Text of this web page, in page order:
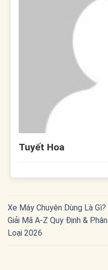
Tuyết Hoa
Xe Máy Chuyên Dùng Là Gì?
Giải Mã A-Z Quy Định & Phân
Loại 2026